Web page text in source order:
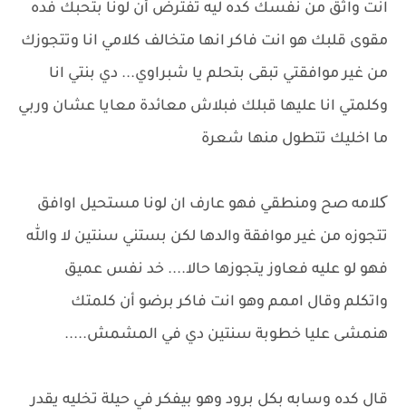
انت واثق من نفسك كده ليه تفترض أن لونا بتحبك فده
مقوى قلبك هو انت فاكر انها متخالف كلامي انا وتتجوزك
من غير موافقتي تبقى بتحلم يا شبراوي... دي بنتي انا
وكلمتي انا عليها قبلك فبلاش معائدة معايا عشان وربي
ما اخليك تتطول منها شعرة
کلامه صح ومنطقي فهو عارف ان لونا مستحيل اوافق
تتجوزه من غير موافقة والدها لكن بستني سنتين لا والله
فهو لو عليه فعاوز يتجوزها حالا.... خد نفس عميق
واتكلم وقال اممم وهو انت فاكر برضو أن كلمتك
هنمشى عليا خطوبة سنتين دي في المشمش.....
قال كده وسابه بكل برود وهو بيفكر في حيلة تخليه يقدر